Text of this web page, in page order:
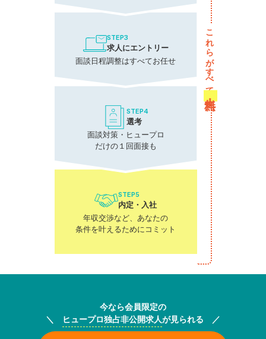
STEP3
求人にエントリー
面談日程調整はすべてお任せ
STEP4
選考
面談対策・ヒュープロ
だけの１回面接も
STEP5
内定・入社
年収交渉など、あなたの
条件を叶えるためにコミット
これらがすべて
無料！
今なら会員限定の
＼
ヒュープロ独占非公開求人が見られる ／